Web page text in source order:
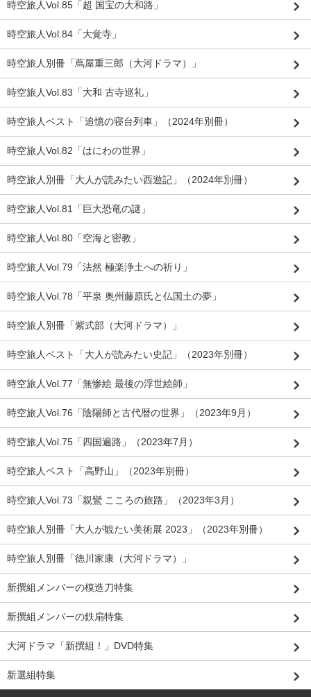
時空旅人Vol.85「超 国宝の大和路」
時空旅人Vol.84「大覚寺」
時空旅人別冊「蔦屋重三郎（大河ドラマ）」
時空旅人Vol.83「大和 古寺巡礼」
時空旅人ベスト「追憶の寝台列車」（2024年別冊）
時空旅人Vol.82「はにわの世界」
時空旅人別冊「大人が読みたい西遊記」（2024年別冊）
時空旅人Vol.81「巨大恐竜の謎」
時空旅人Vol.80「空海と密教」
時空旅人Vol.79「法然 極楽浄土への祈り」
時空旅人Vol.78「平泉 奥州藤原氏と仏国土の夢」
時空旅人別冊「紫式部（大河ドラマ）」
時空旅人ベスト「大人が読みたい史記」（2023年別冊）
時空旅人Vol.77「無惨絵 最後の浮世絵師」
時空旅人Vol.76「陰陽師と古代暦の世界」（2023年9月）
時空旅人Vol.75「四国遍路」（2023年7月）
時空旅人ベスト「高野山」（2023年別冊）
時空旅人Vol.73「親鸞 こころの旅路」（2023年3月）
時空旅人別冊「大人が観たい美術展 2023」（2023年別冊）
時空旅人別冊「徳川家康（大河ドラマ）」
新撰組メンバーの模造刀特集
新撰組メンバーの鉄扇特集
大河ドラマ「新撰組！」DVD特集
新選組特集